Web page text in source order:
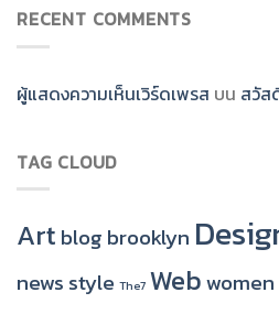
RECENT COMMENTS
ผู้แสดงความเห็นเวิร์ดเพรส บน สวัส
TAG CLOUD
Art blog brooklyn
news style The7 Webwomen